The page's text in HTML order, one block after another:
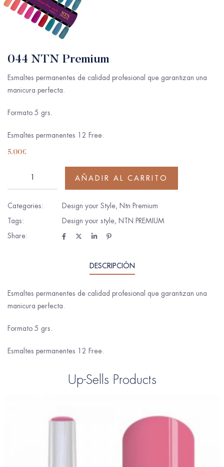
044 NTN Premium
Esmaltes permanentes de calidad profesional que garantizan una
manicura perfecta.
Formato 5 grs.
Esmaltes permanentes 12 Free.
5.00€
AÑADIR AL CARRITO
Categories: Design your Style, Ntn Premium
Tags:
Design your style, NTN PREMIUM
Share:
DESCRIPCIÓN
Esmaltes permanentes de calidad profesional que garantizan una
manicura perfecta.
Formato 5 grs.
Esmaltes permanentes 12 Free.
Up-Sells Products